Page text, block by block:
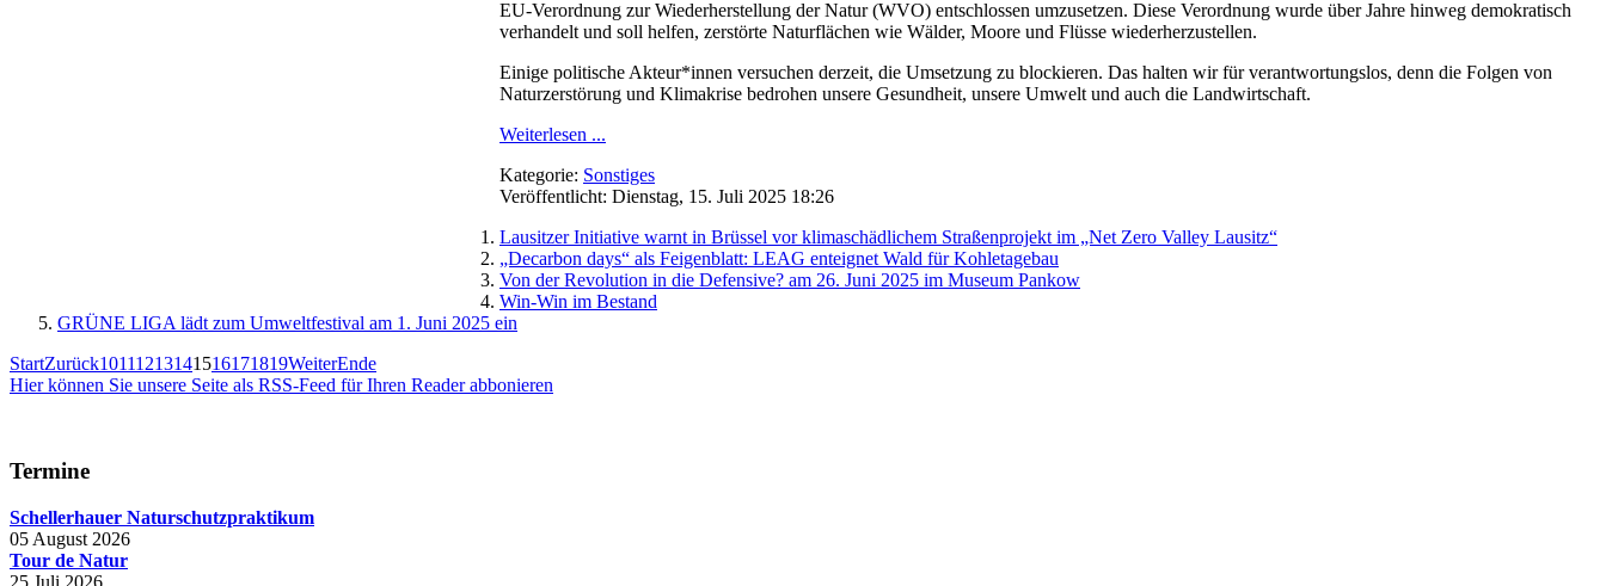
EU-Verordnung zur Wiederherstellung der Natur (WVO) entschlossen umzusetzen. Diese Verordnung wurde über Jahre hinweg demokratisch
verhandelt und soll helfen, zerstörte Naturflächen wie Wälder, Moore und Flüsse wiederherzustellen.
Einige politische Akteur*innen versuchen derzeit, die Umsetzung zu blockieren. Das halten wir für verantwortungslos, denn die Folgen von
Naturzerstörung und Klimakrise bedrohen unsere Gesundheit, unsere Umwelt und auch die Landwirtschaft.
Weiterlesen ...
Kategorie: Sonstiges
Veröffentlicht: Dienstag, 15. Juli 2025 18:26
Lausitzer Initiative warnt in Brüssel vor klimaschädlichem Straßenprojekt im „Net Zero Valley Lausitz“
„Decarbon days“ als Feigenblatt: LEAG enteignet Wald für Kohletagebau
Von der Revolution in die Defensive? am 26. Juni 2025 im Museum Pankow
Win-Win im Bestand
GRÜNE LIGA lädt zum Umweltfestival am 1. Juni 2025 ein
StartZurück10111213141516171819WeiterEnde
Hier können Sie unsere Seite als RSS-Feed für Ihren Reader abbonieren
Termine
Schellerhauer Naturschutzpraktikum
05 August 2026
Tour de Natur